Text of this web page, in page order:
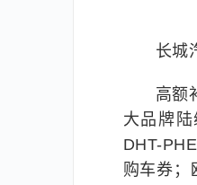
长城
高额
大品牌
DHT-
购车券；